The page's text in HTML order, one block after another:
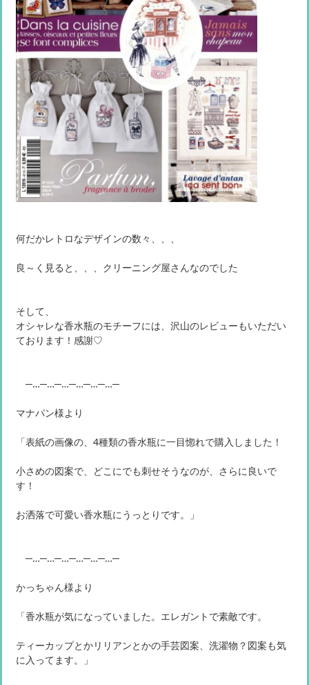
何だかレトロなデザインの数々、、、
良～く見ると、、、クリーニング屋さんなのでした
そして、
オシャレな香水瓶のモチーフには、沢山のレビューもいただい
ております！感謝♡
─…─…─…─…─…─…─
マナパン様より
「表紙の画像の、4種類の香水瓶に一目惚れで購入しました！
小さめの図案で、どこにでも刺せそうなのが、さらに良いで
す！
お洒落で可愛い香水瓶にうっとりです。」
─…─…─…─…─…─…─
かっちゃん様より
「香水瓶が気になっていました。エレガントで素敵です。
ティーカップとかリリアンとかの手芸図案、洗濯物？図案も気
に入ってます。」